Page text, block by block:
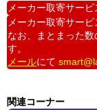
メーカー取寄サー
メーカー取寄サー
なお、まとまった
す。
メールにて
関連コーナー